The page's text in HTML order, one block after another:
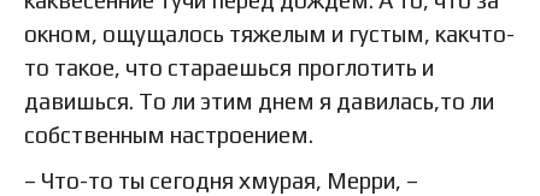
окном, ощущалось тяжелым и густым, какчто-
то такое, что стараешься проглотить и
давишься. То ли этим днем я давилась,то ли
собственным настроением.
– Что-то ты сегодня хмурая, Мерри, –